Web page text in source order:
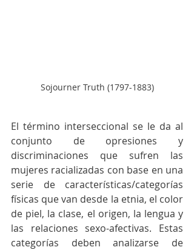
Sojourner Truth (1797-1883)
El término interseccional se le da al
conjunto de opresiones y
discriminaciones que sufren las
mujeres racializadas con base en una
serie de características/categorías
físicas que van desde la etnia, el color
de piel, la clase, el origen, la lengua y
las relaciones sexo-afectivas. Estas
categorías deben analizarse de